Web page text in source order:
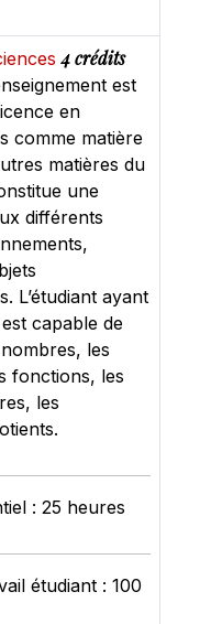
4 crédits
est
en
comme matière
matières du
une
différents
L’étudiant ayant
capable de
les
fonctions, les
les
: 25 heures
étudiant : 100